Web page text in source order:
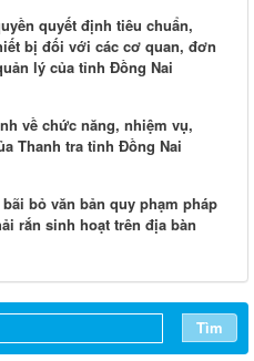
quyết định tiêu chuẩn,
bị đối với các cơ quan, đơn
lý của tỉnh Đồng Nai
về chức năng, nhiệm vụ,
Thanh tra tỉnh Đồng Nai
bỏ văn bản quy phạm pháp
rắn sinh hoạt trên địa bàn
Tìm
8/2026
8/2026
7/2026